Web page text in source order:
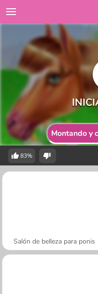
Montando y
83%
Salón de belleza para ponis